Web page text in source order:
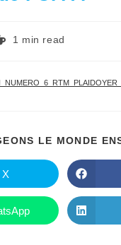
1 min read
LE MONDE
X